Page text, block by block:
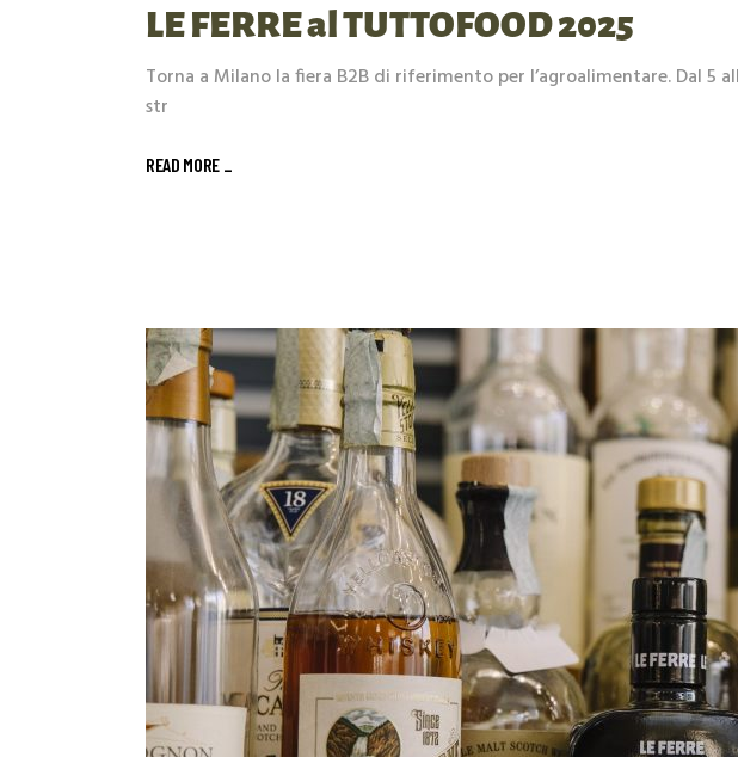
LE FERRE al TUTTOFOOD 2025
Torna a Milano la fiera B2B di riferimento per l’agroalimentare. Dal 5
str
READ MORE _